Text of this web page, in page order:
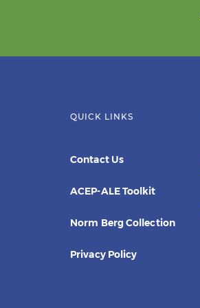
QUICK LINKS
Contact Us
ACEP-ALE Toolkit
Norm Berg Collection
Privacy Policy